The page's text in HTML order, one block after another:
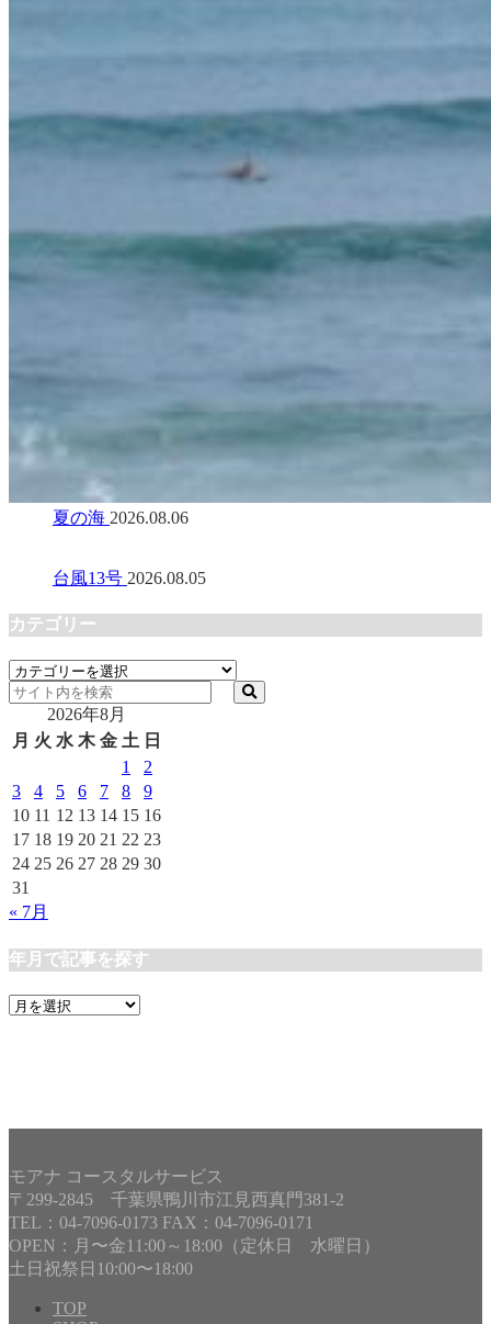
夏の海 2026.08.06
台風13号 2026.08.05
カテゴリー
カ
テ
リ
2026年8月
月 火 水 木 金 土 日
1
2
3
4 5 6 7 8
9
10 11 12 13 14 15 16
17 18 19 20 21 22 23
24 25 26 27 28 29 30
31
« 7月
年月で記事を探す
年
モアナ コースタルサービス
〒299-2845 千葉県鴨川市江見西真門381-2
TEL：04-7096-0173 FAX：04-7096-0171
OPEN：月〜金11:00～18:00（定休日 水曜日）
土日祝祭日10:00〜18:00
TOP